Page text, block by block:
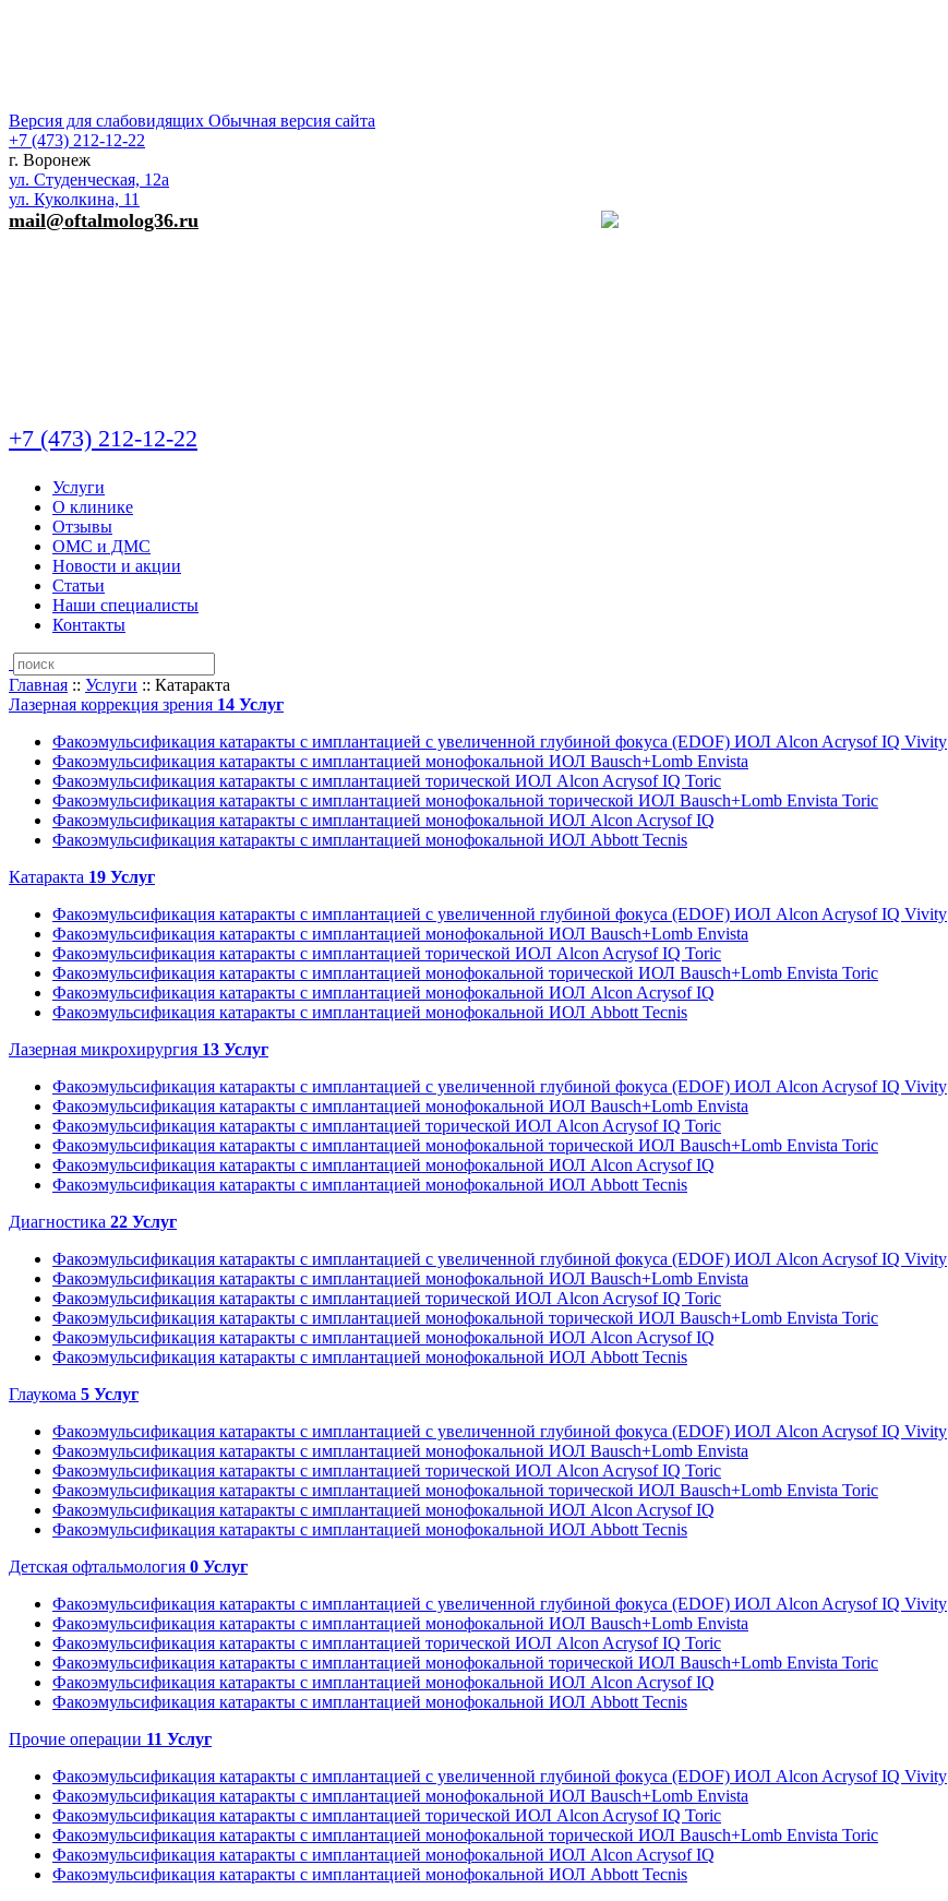
Версия для слабовидящих Обычная версия сайта
+7 (473) 212-12-22
г. Воронеж
ул. Студенческая, 12а
ул. Куколкина, 11
mail@oftalmolog36.ru
+7 (473) 212-12-22
Услуги
О клинике
Отзывы
ОМС и ДМС
Новости и акции
Статьи
Наши специалисты
Контакты
Главная :: Услуги :: Катаракта
Лазерная коррекция зрения 14 Услуг
Факоэмульсификация катаракты с имплантацией с увеличенной глубиной фокуса (EDOF) ИОЛ Alcon Acrysof IQ Vivity
Факоэмульсификация катаракты с имплантацией монофокальной ИОЛ Bausch+Lomb Envista
Факоэмульсификация катаракты с имплантацией торической ИОЛ Alcon Acrysof IQ Toric
Факоэмульсификация катаракты с имплантацией монофокальной торической ИОЛ Bausch+Lomb Envista Toric
Факоэмульсификация катаракты с имплантацией монофокальной ИОЛ Alcon Acrysof IQ
Факоэмульсификация катаракты с имплантацией монофокальной ИОЛ Abbott Tecnis
Катаракта 19 Услуг
Факоэмульсификация катаракты с имплантацией с увеличенной глубиной фокуса (EDOF) ИОЛ Alcon Acrysof IQ Vivity
Факоэмульсификация катаракты с имплантацией монофокальной ИОЛ Bausch+Lomb Envista
Факоэмульсификация катаракты с имплантацией торической ИОЛ Alcon Acrysof IQ Toric
Факоэмульсификация катаракты с имплантацией монофокальной торической ИОЛ Bausch+Lomb Envista Toric
Факоэмульсификация катаракты с имплантацией монофокальной ИОЛ Alcon Acrysof IQ
Факоэмульсификация катаракты с имплантацией монофокальной ИОЛ Abbott Tecnis
Лазерная микрохирургия 13 Услуг
Факоэмульсификация катаракты с имплантацией с увеличенной глубиной фокуса (EDOF) ИОЛ Alcon Acrysof IQ Vivity
Факоэмульсификация катаракты с имплантацией монофокальной ИОЛ Bausch+Lomb Envista
Факоэмульсификация катаракты с имплантацией торической ИОЛ Alcon Acrysof IQ Toric
Факоэмульсификация катаракты с имплантацией монофокальной торической ИОЛ Bausch+Lomb Envista Toric
Факоэмульсификация катаракты с имплантацией монофокальной ИОЛ Alcon Acrysof IQ
Факоэмульсификация катаракты с имплантацией монофокальной ИОЛ Abbott Tecnis
Диагностика 22 Услуг
Факоэмульсификация катаракты с имплантацией с увеличенной глубиной фокуса (EDOF) ИОЛ Alcon Acrysof IQ Vivity
Факоэмульсификация катаракты с имплантацией монофокальной ИОЛ Bausch+Lomb Envista
Факоэмульсификация катаракты с имплантацией торической ИОЛ Alcon Acrysof IQ Toric
Факоэмульсификация катаракты с имплантацией монофокальной торической ИОЛ Bausch+Lomb Envista Toric
Факоэмульсификация катаракты с имплантацией монофокальной ИОЛ Alcon Acrysof IQ
Факоэмульсификация катаракты с имплантацией монофокальной ИОЛ Abbott Tecnis
Глаукома 5 Услуг
Факоэмульсификация катаракты с имплантацией с увеличенной глубиной фокуса (EDOF) ИОЛ Alcon Acrysof IQ Vivity
Факоэмульсификация катаракты с имплантацией монофокальной ИОЛ Bausch+Lomb Envista
Факоэмульсификация катаракты с имплантацией торической ИОЛ Alcon Acrysof IQ Toric
Факоэмульсификация катаракты с имплантацией монофокальной торической ИОЛ Bausch+Lomb Envista Toric
Факоэмульсификация катаракты с имплантацией монофокальной ИОЛ Alcon Acrysof IQ
Факоэмульсификация катаракты с имплантацией монофокальной ИОЛ Abbott Tecnis
Детская офтальмология 0 Услуг
Факоэмульсификация катаракты с имплантацией с увеличенной глубиной фокуса (EDOF) ИОЛ Alcon Acrysof IQ Vivity
Факоэмульсификация катаракты с имплантацией монофокальной ИОЛ Bausch+Lomb Envista
Факоэмульсификация катаракты с имплантацией торической ИОЛ Alcon Acrysof IQ Toric
Факоэмульсификация катаракты с имплантацией монофокальной торической ИОЛ Bausch+Lomb Envista Toric
Факоэмульсификация катаракты с имплантацией монофокальной ИОЛ Alcon Acrysof IQ
Факоэмульсификация катаракты с имплантацией монофокальной ИОЛ Abbott Tecnis
Прочие операции 11 Услуг
Факоэмульсификация катаракты с имплантацией с увеличенной глубиной фокуса (EDOF) ИОЛ Alcon Acrysof IQ Vivity
Факоэмульсификация катаракты с имплантацией монофокальной ИОЛ Bausch+Lomb Envista
Факоэмульсификация катаракты с имплантацией торической ИОЛ Alcon Acrysof IQ Toric
Факоэмульсификация катаракты с имплантацией монофокальной торической ИОЛ Bausch+Lomb Envista Toric
Факоэмульсификация катаракты с имплантацией монофокальной ИОЛ Alcon Acrysof IQ
Факоэмульсификация катаракты с имплантацией монофокальной ИОЛ Abbott Tecnis